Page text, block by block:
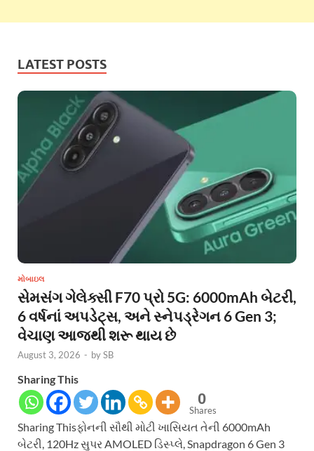
LATEST POSTS
મોબાઇલ
સેમસંગ ગેલેક્સી F70 પ્રો 5G: 6000mAh બેટરી,
6 વર્ષનાં અપડેટ્સ, અને સ્નેપડ્રેગન 6 Gen 3;
વેચાણ આજથી શરૂ થાય છે
August 3, 2026 - bySB
Sharing This
0
Shares
Sharing Thisફોનની સૌથી મોટી ખાસિયત તેની 6000mAh
બેટરી, 120Hz સુપર AMOLED ડિસ્પ્લે, Snapdragon 6 Gen 3